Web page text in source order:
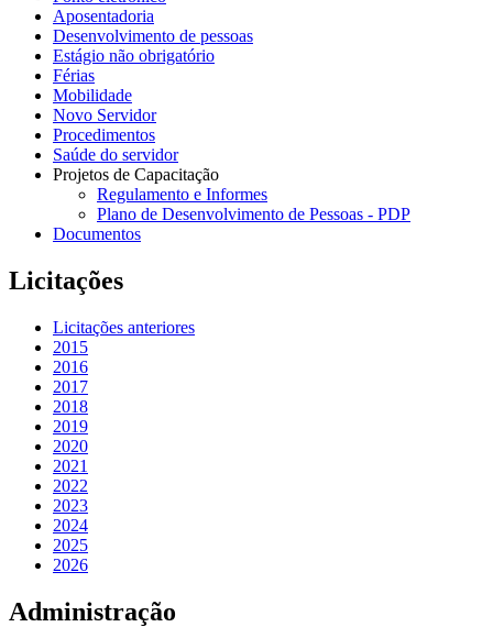
Aposentadoria
Desenvolvimento de pessoas
Estágio não obrigatório
Férias
Mobilidade
Novo Servidor
Procedimentos
Saúde do servidor
Projetos de Capacitação
Regulamento e Informes
Plano de Desenvolvimento de Pessoas - PDP
Documentos
Licitações
Licitações anteriores
2015
2016
2017
2018
2019
2020
2021
2022
2023
2024
2025
2026
Administração